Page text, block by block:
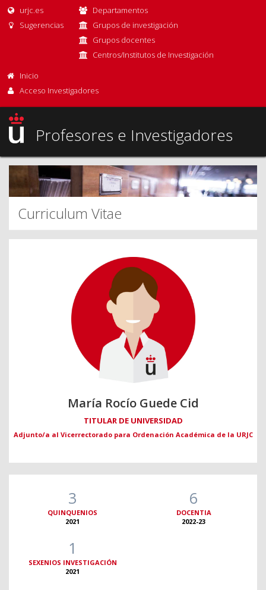
urjc.es
Sugerencias
Departamentos
Grupos de investigación
Grupos docentes
Centros/Institutos de Investigación
Inicio
Acceso Investigadores
Profesores e Investigadores
Curriculum Vitae
María Rocío Guede Cid
TITULAR DE UNIVERSIDAD
Adjunto/a al Vicerrectorado para Ordenación Académica de la URJC
3
QUINQUENIOS
2021
6
DOCENTIA
2022-23
1
SEXENIOS INVESTIGACIÓN
2021